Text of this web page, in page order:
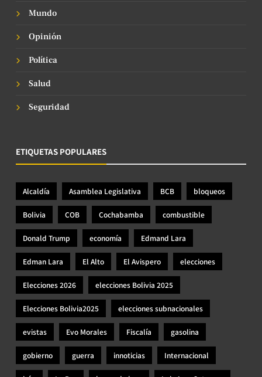
Mundo
Opinión
Política
Salud
Seguridad
ETIQUETAS POPULARES
Alcaldía Asamblea Legislativa BCB bloqueos
Bolivia COB Cochabamba combustible
Donald Trump economía Edmand Lara
Edman Lara El Alto El Avispero elecciones
Elecciones 2026 elecciones Bolivia 2025
Elecciones Bolivia2025 elecciones subnacionales
evistas Evo Morales Fiscalía gasolina
gobierno guerra innoticias Internacional